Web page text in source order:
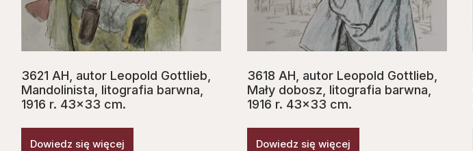
3621 AH, autor Leopold Gottlieb,
Mandolinista, litografia barwna,
1916 r. 43×33 cm.
Dowiedz się więcej
3618 AH, autor Leopold Gottlieb,
Mały dobosz, litografia barwna,
1916 r. 43×33 cm.
Dowiedz się więcej